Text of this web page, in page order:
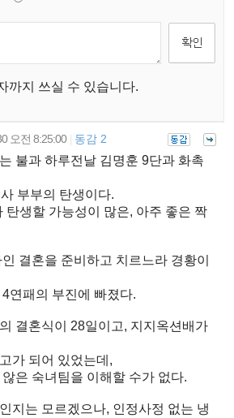
까지 쓰실 수 있습니다.
오전 8:25:00 동감 2
불과 하루전날 김명훈 9단과 화촉
부부의 탄생이다.
탄생할 가능성이 많은, 아주 좋은 짝
결혼을 준비하고 치르느라 경황이
연패의 부진에 빠졌다.
결혼식이 28일이고, 지지옥션배가
가 되어 있었는데,
은 숙녀팀을 이해할 수가 없다.
지는 모르겠으나, 인정사정 없는 냉